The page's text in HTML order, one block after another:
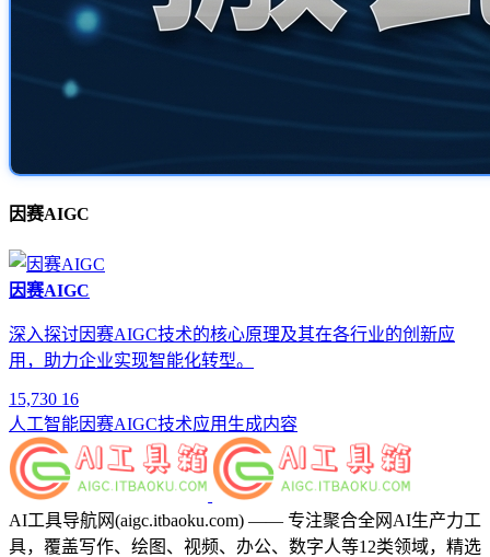
因赛AIGC
因赛AIGC
深入探讨因赛AIGC技术的核心原理及其在各行业的创新应
用，助力企业实现智能化转型。
15,730 16
人工智能因赛AIGC技术应用 生成内容
AI工具导航网(aigc.itbaoku.com) —— 专注聚合全网AI生产力工
具，覆盖写作、绘图、视频、办公、数字人等12类领域，精选